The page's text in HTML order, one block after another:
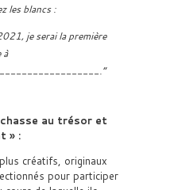
les blancs :
je serai la première
à
au trésor et
» :
créatifs, originaux
pour participer